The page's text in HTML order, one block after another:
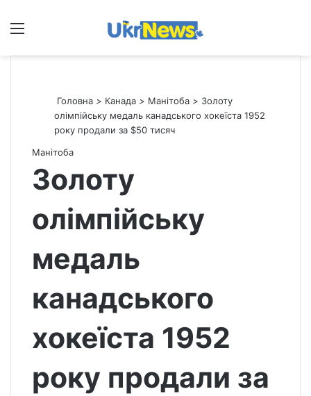
Меню
Головна > Канада > Манітоба > Золоту
олімпійську медаль канадського хокеїста 1952
року продали за $50 тисяч
Манітоба
Золоту
олімпійську
медаль
канадського
хокеїста 1952
року продали за